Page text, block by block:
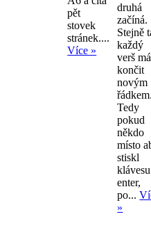
pět
stovek
stránek....
Více »
druhá
začíná.
Stejně
každý
verš má
končit
novým
Tedy
pokud
někdo
místo
stiskl
klávesu
enter,
po...
»